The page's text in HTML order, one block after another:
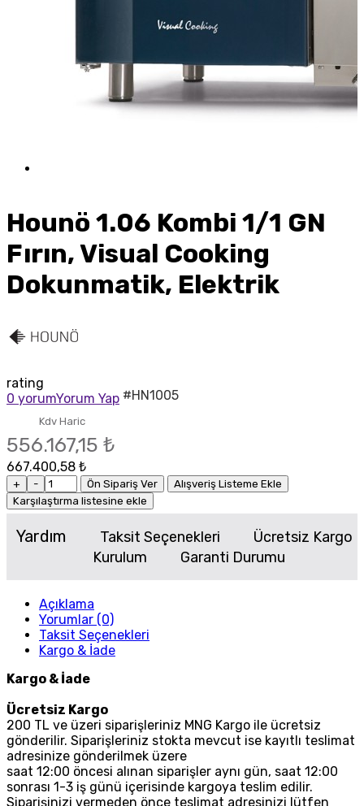
Hounö 1.06 Kombi 1/1 GN
Fırın, Visual Cooking
Dokunmatik, Elektrik
rating
0 yorumYorum Yap #HN1005
Kdv Haric
556.167,15 ₺
667.400,58 ₺
+ - Ön Sipariş Ver
Alışveriş Listeme Ekle
Karşılaştırma listesine ekle
Yardım Taksit Seçenekleri
Ücretsiz Kargo
Kurulum
Garanti Durumu
Açıklama
Yorumlar (0)
Taksit Seçenekleri
Kargo & İade
Kargo & İade
Ücretsiz Kargo
200 TL ve üzeri siparişleriniz MNG Kargo ile ücretsiz
gönderilir. Siparişleriniz stokta mevcut ise kayıtlı teslimat
adresinize gönderilmek üzere
saat 12:00 öncesi alınan siparişler aynı gün, saat 12:00
sonrası 1-3 iş günü içerisinde kargoya teslim edilir.
Siparişinizi vermeden önce teslimat adresinizi lütfen